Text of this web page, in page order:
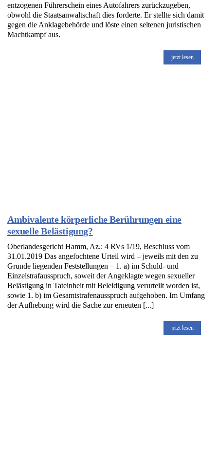
entzogenen Führerschein eines Autofahrers zurückzugeben,
obwohl die Staatsanwaltschaft dies forderte. Er stellte sich damit
gegen die Anklagebehörde und löste einen seltenen juristischen
Machtkampf aus.
jetzt lesen
Ambivalente körperliche Berührungen eine
sexuelle Belästigung?
Oberlandesgericht Hamm, Az.: 4 RVs 1/19, Beschluss vom
31.01.2019 Das angefochtene Urteil wird – jeweils mit den zu
Grunde liegenden Feststellungen – 1. a) im Schuld- und
Einzelstrafausspruch, soweit der Angeklagte wegen sexueller
Belästigung in Tateinheit mit Beleidigung verurteilt worden ist,
sowie 1. b) im Gesamtstrafenausspruch aufgehoben. Im Umfang
der Aufhebung wird die Sache zur erneuten [...]
jetzt lesen